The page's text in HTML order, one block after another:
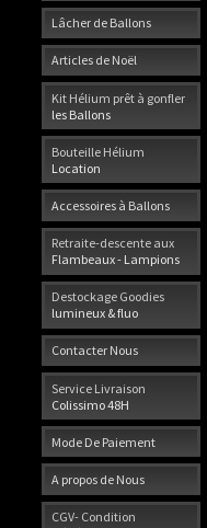
Lâcher de Ballons
Articles de Noël
Kit Hélium prêt à gonfler
les Ballons
Bouteille Hélium
Location
Accessoires à Ballons
Retraite-descente aux
Flambeaux - Lampions
Destockage Goodies
lumineux & fluo
Contacter Nous
Service Livraison
Colissimo 48H
Mode De Paiement
A propos de Nous
CGV- Condition